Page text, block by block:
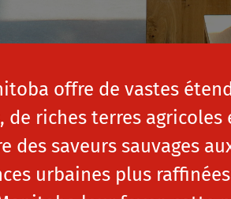
offre de vastes
de riches terres
des saveurs sauvages
urbaines plus